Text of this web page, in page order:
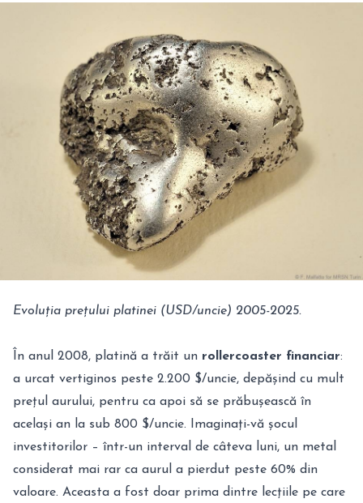
Evoluția prețului platinei (USD/uncie) 2005-2025.
În anul 2008, platină a trăit un rollercoaster financiar:
a urcat vertiginos peste 2.200 $/uncie, depășind cu mult
prețul aurului, pentru ca apoi să se prăbușească în
același an la sub 800 $/uncie. Imaginați-vă șocul
investitorilor – într-un interval de câteva luni, un metal
considerat mai rar ca aurul a pierdut peste 60% din
valoare. Aceasta a fost doar prima dintre lecțiile pe care